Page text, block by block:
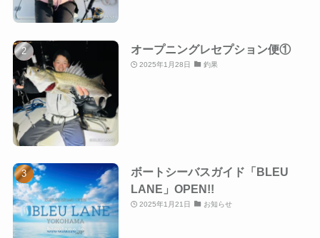
オープニングレセプション便①
2025年1月28日 釣果
ボートシーバスガイド「BLEU
LANE」OPEN!!
2025年1月21日 お知らせ